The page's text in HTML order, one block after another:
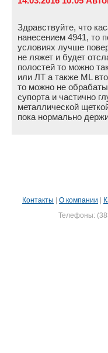
Здравствуйте, что
нанесением 4941, то
условиях лучше
не ляжет и будет
полостей то можно
или ЛТ а также ML
то можно не
супорта и частично
металлической
пока нормально
Контакты О компании
Телефоны: